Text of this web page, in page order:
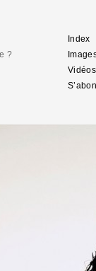
?
Index
Vidéos